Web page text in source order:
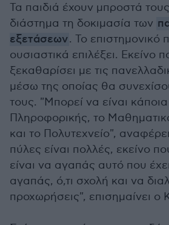
Τα παιδιά έχουν μπροστά
διάστημα τη δοκιμασία των
εξετάσεων. Το επιστημονικό
ουσιαστικά επιλέξει. Εκείνο
ξεκαθαρίσει με τις
μέσω της οποίας θα
τους. "Μπορεί να είναι
Πληροφορικής, το
και το Πολυτεχνείο",
πύλες είναι πολλές, εκείνο
είναι να αγαπάς αυτό που
αγαπάς, ό,τι σχολή και να
προχωρήσεις", επισημαίνει ο